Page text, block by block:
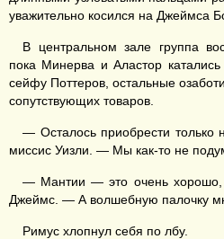
уважительно косился на Джеймса
В центральном зале группа
пока Минерва и Аластор
сейфу Поттеров, остальные
сопутствующих товаров.
— Осталось приобрести
миссис Уизли. — Мы как-то не
— Мантии — это очень хорошо,
Джеймс. — А волшебную палочку
Римус хлопнул себя по лбу.